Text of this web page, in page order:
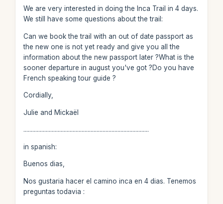
We are very interested in doing the Inca Trail in 4 days.
We still have some questions about the trail:
Can we book the trail with an out of date passport as
the new one is not yet ready and give you all the
information about the new passport later ?What is the
sooner departure in august you've got ?Do you have
French speaking tour guide ?
Cordially,
Julie and Mickaël
....................................................................................
in spanish:
Buenos dias,
Nos gustaria hacer el camino inca en 4 dias. Tenemos
preguntas todavia :